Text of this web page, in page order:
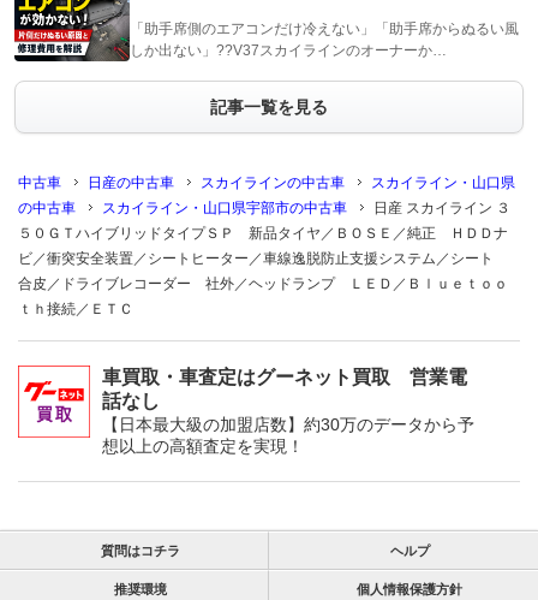
「助手席側のエアコンだけ冷えない」「助手席からぬるい風
しか出ない」??V37スカイラインのオーナーか…
記事一覧を見る
中古車 日産の中古車 スカイラインの中古車
スカイライン・山口県
の中古車
スカイライン・山口県宇部市の中古車
日産 スカイライン ３
５０ＧＴハイブリッドタイプＳＰ 新品タイヤ／ＢＯＳＥ／純正 ＨＤＤナ
ビ／衝突安全装置／シートヒーター／車線逸脱防止支援システム／シート
合皮／ドライブレコーダー 社外／ヘッドランプ ＬＥＤ／Ｂｌｕｅｔｏｏ
ｔｈ接続／ＥＴＣ
車買取・車査定はグーネット買取 営業電
話なし
【日本最大級の加盟店数】約30万のデータから予
想以上の高額査定を実現！
質問はコチラ ヘルプ
推奨環境 個人情報保護方針